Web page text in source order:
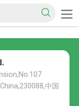
中国